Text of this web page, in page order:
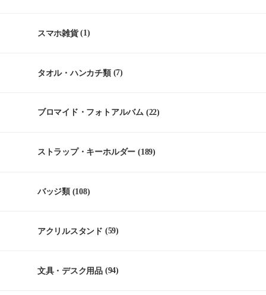
スマホ雑貨(1)
タオル・ハンカチ類(7)
ブロマイド・フォトアルバム (22)
ストラップ・キーホルダー (189)
バッジ類(108)
アクリルスタンド (59)
文具・デスク用品 (94)